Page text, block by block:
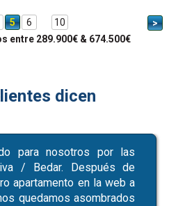
5
entre 289.900€ & 674.500€
6 10 >
dicen
para nosotros por las
/ Bedar. Después de
apartamento en la web a
quedamos asombrados